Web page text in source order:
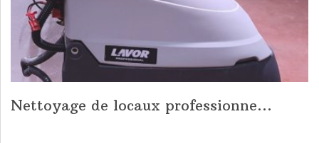
Nettoyage de locaux professionne...